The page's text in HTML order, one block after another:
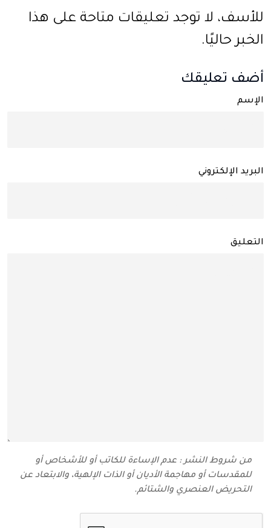
للأسف، لا توجد تعليقات متاحة على هذا
الخبر حاليًا.
أضف تعليقك
الإسم
البريد الإلكتروني
التعليق
من شروط النشر : عدم الإساءة للكاتب أو للأشخاص أو
للمقدسات أو مهاجمة الأديان أو الذات الإلهية، والابتعاد عن
التحريض العنصري والشتائم‬.